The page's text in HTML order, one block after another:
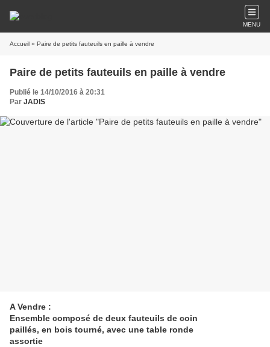
MENU
Accueil » Paire de petits fauteuils en paille à vendre
Paire de petits fauteuils en paille à vendre
Publié le 14/10/2016 à 20:31
Par JADIS
A Vendre :
Ensemble composé de deux fauteuils de coin
paillés, en bois tourné, avec une table ronde
assortie